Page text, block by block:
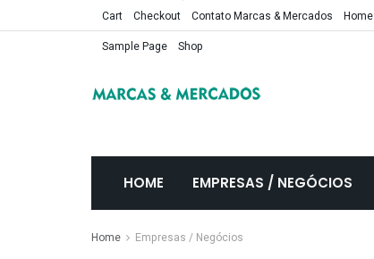
Cart Checkout Contato Marcas & Mercados Home
Sample Page
Shop
HOME EMPRESAS / NEGÓCIOS
Home Empresas / Negócios